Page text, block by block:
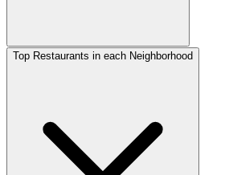
Top Restaurants in each Neighborhood